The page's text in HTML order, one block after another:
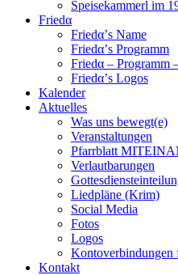
Speisekammerl im
Friedα
Friedα’s Name
Friedα’s Programm
Friedα – Programm
Friedα’s Logos
Kalender
Aktuelles
Was uns bewegt(e)
Veranstaltungen
Pfarrblatt
Verlautbarungen
Liedpläne (Krim)
Social Media
Fotos
Logos
Kontoverbindungen
Kontakt